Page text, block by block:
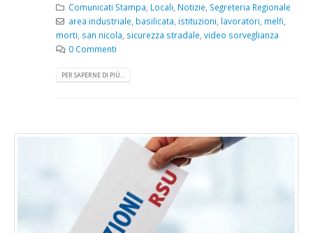
Comunicati Stampa, Locali, Notizie, Segreteria Regionale
area industriale, basilicata, istituzioni, lavoratori, melfi,
morti, san nicola, sicurezza stradale, video sorveglianza
0 Commenti
PER SAPERNE DI PIÙ...